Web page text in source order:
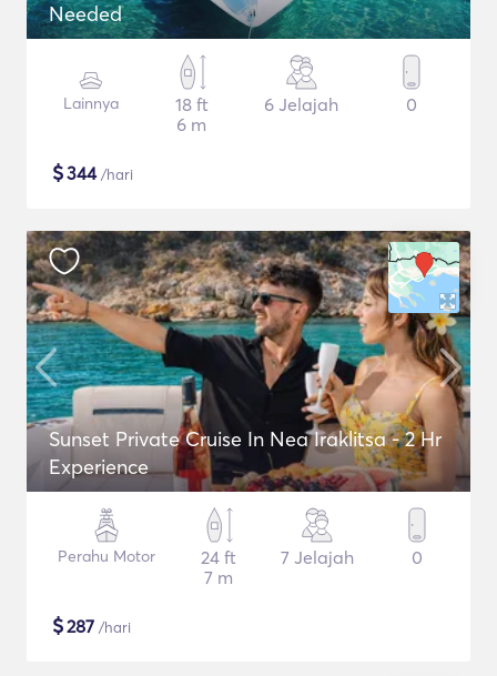
Needed
Lainnya
18 ft
6 m
6 Jelajah 0
$344/hari
Sunset Private Cruise In Nea Iraklitsa - 2 Hr
Experience
Perahu Motor
24 ft
7 m
7 Jelajah 0
$287 /hari